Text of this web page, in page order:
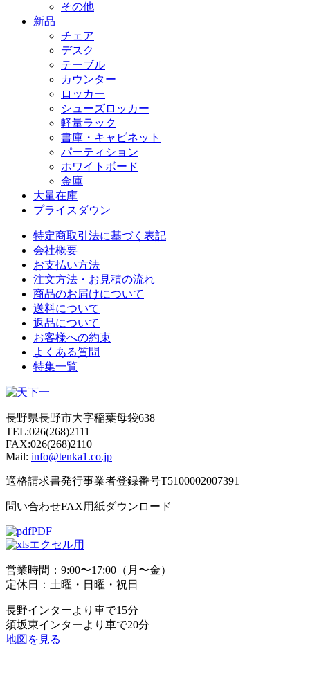
その他
新品
チェア
デスク
テーブル
カウンター
ロッカー
シューズロッカー
軽量ラック
書庫・キャビネット
パーティション
ホワイトボード
金庫
大量在庫
プライスダウン
特定商取引法に基づく表記
会社概要
お支払い方法
注文方法・お見積の流れ
商品のお届けについて
送料について
返品について
お客様への約束
よくある質問
特集一覧
長野県長野市大字稲葉母袋638
TEL:026(268)2111
FAX:026(268)2110
Mail: info@tenka1.co.jp
適格請求書発行事業者登録番号T5100002007391
問い合わせFAX用紙ダウンロード
PDF
エクセル用
営業時間：9:00〜17:00（月〜金）
定休日：土曜・日曜・祝日
長野インターより車で15分
須坂東インターより車で20分
地図を見る